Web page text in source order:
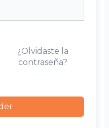
¿Olvidaste la
contraseña?